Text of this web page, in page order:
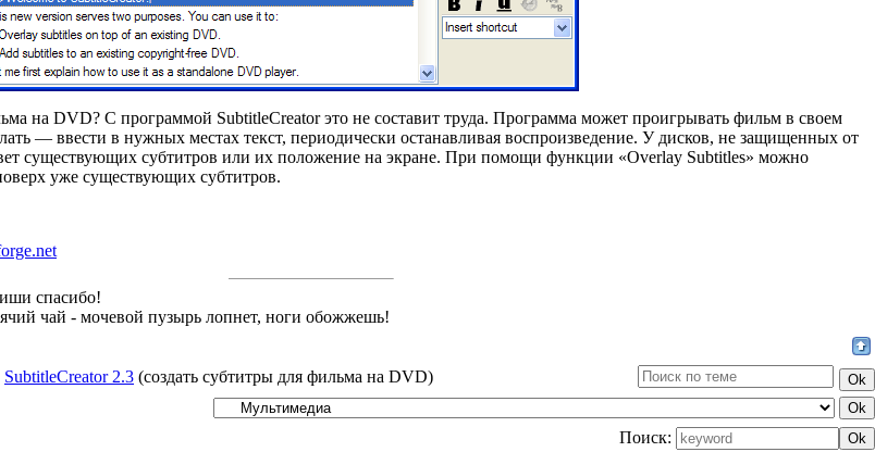
на DVD? С программой SubtitleCreator это не составит труда. Программа может проигрывать фильм в своем
— ввести в нужных местах текст, периодически останавливая воспроизведение. У дисков, не защищенных от
существующих субтитров или их положение на экране. При помощи функции «Overlay Subtitles» можно
уже существующих субтитров.
спасибо!
чай - мочевой пузырь лопнет, ноги обожжешь!
SubtitleCreator 2.3 (создать субтитры для фильма на DVD)
Поиск: